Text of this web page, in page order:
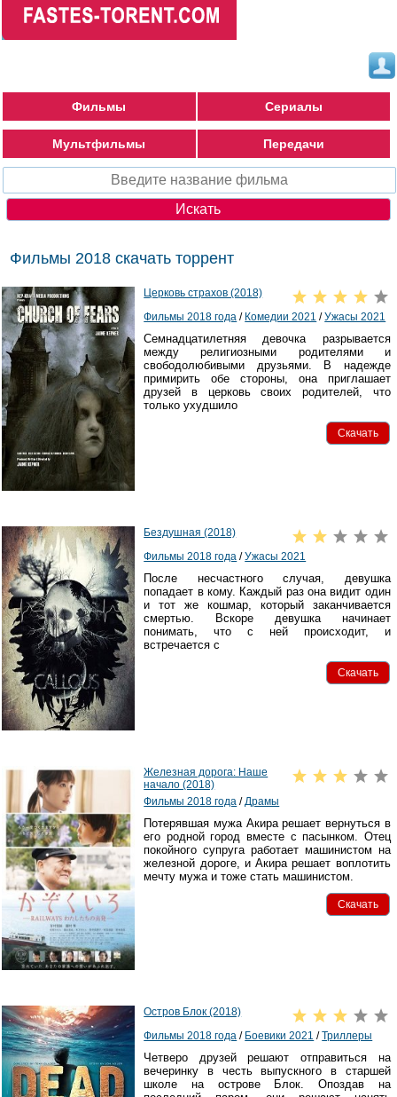
Фильмы Сериалы
Мультфильмы Передачи
Фильмы 2018 скачать торрент
Церковь страхов (2018)
Фильмы 2018 года / Комедии 2021 /Ужасы 2021
Семнадцатилетняя девочка разрывается
между религиозными родителями и
свободолюбивыми друзьями. В надежде
примирить обе стороны, она приглашает
друзей в церковь своих родителей, что
только ухудшило
Скачать
Бездушная (2018)
Фильмы 2018 года /Ужасы 2021
После несчастного случая, девушка
попадает в кому. Каждый раз она видит один
и тот же кошмар, который заканчивается
смертью. Вскоре девушка начинает
понимать, что с ней происходит, и
встречается с
Скачать
Железная дорога: Наше
начало (2018)
Фильмы 2018 года /Драмы
Потерявшая мужа Акира решает вернуться в
его родной город вместе с пасынком. Отец
покойного супруга работает машинистом на
железной дороге, и Акира решает воплотить
мечту мужа и тоже стать машинистом.
Скачать
Остров Блок (2018)
Фильмы 2018 года / Боевики 2021 /Триллеры
Четверо друзей решают отправиться на
вечеринку в честь выпускного в старшей
школе на острове Блок. Опоздав на